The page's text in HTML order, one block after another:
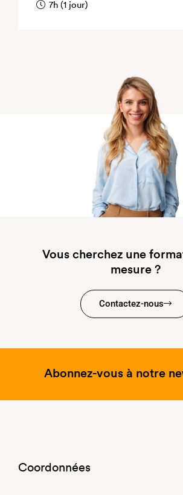
7h (1 jour)
Vous cherchez une
mesure ?
Contactez-nous
Abonnez-vous à notre
Coordonnées